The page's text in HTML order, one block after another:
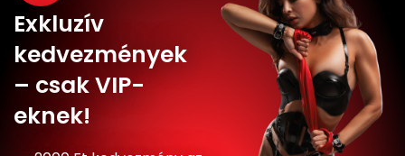
Exkluzív
kedvezmények
– csak VIP-
eknek!